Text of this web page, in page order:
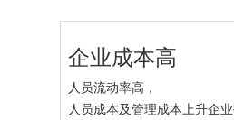
企业成本高
人员流动率高，
人员成本及管理成本上升企